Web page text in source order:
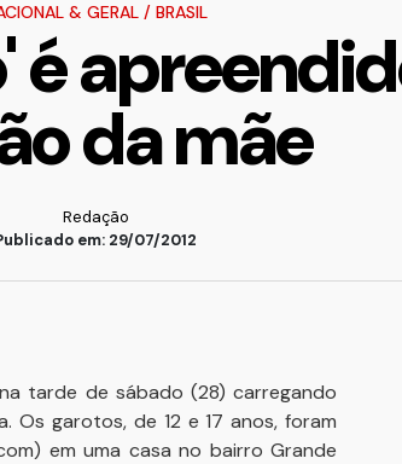
& GERAL/ BRASIL
é
da mãe
Redação
em: 29/07/2012
tarde de sábado (28) carregando
Os garotos, de 12 e 17 anos, foram
em uma casa no bairro Grande